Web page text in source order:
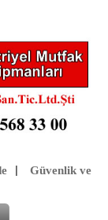
Güvenlik ve